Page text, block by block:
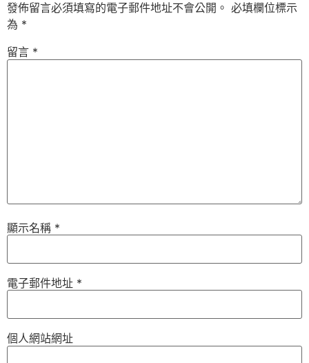
發佈留言必須填寫的電子郵件地址不會公開。 必填欄位標示
為 *
留言 *
顯示名稱 *
電子郵件地址 *
個人網站網址